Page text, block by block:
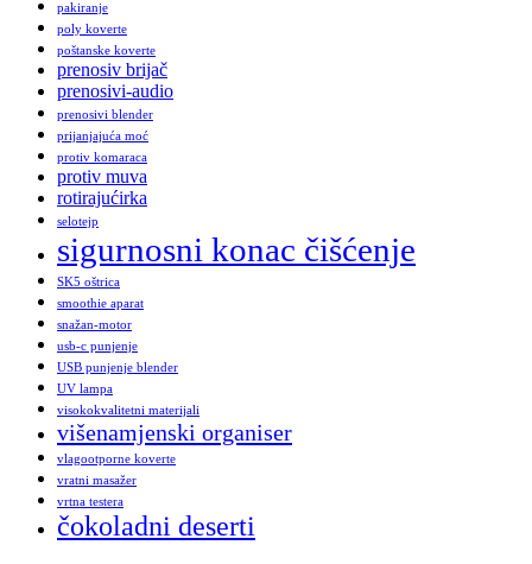
pakiranje
poly koverte
poštanske koverte
prenosiv brijač
prenosivi-audio
prenosivi blender
prijanjajuća moć
protiv komaraca
protiv muva
rotirajućirka
selotejp
sigurnosni konac čišćenje
SK5 oštrica
smoothie aparat
snažan-motor
usb-c punjenje
USB punjenje blender
UV lampa
visokokvalitetni materijali
višenamjenski organiser
vlagootporne koverte
vratni masažer
vrtna testera
čokoladni deserti